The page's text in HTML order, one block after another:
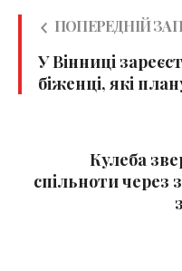
ПОПЕРЕДНІЙ
У Вінниці
біженці, які
Кулеба
спільноти через